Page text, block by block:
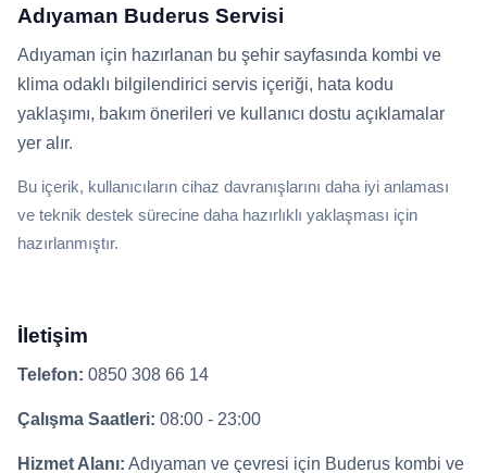
Adıyaman Buderus Servisi
Adıyaman için hazırlanan bu şehir sayfasında kombi ve
klima odaklı bilgilendirici servis içeriği, hata kodu
yaklaşımı, bakım önerileri ve kullanıcı dostu açıklamalar
yer alır.
Bu içerik, kullanıcıların cihaz davranışlarını daha iyi anlaması
ve teknik destek sürecine daha hazırlıklı yaklaşması için
hazırlanmıştır.
İletişim
Telefon: 0850 308 66 14
Çalışma Saatleri: 08:00 - 23:00
Hizmet Alanı: Adıyaman ve çevresi için Buderus kombi ve